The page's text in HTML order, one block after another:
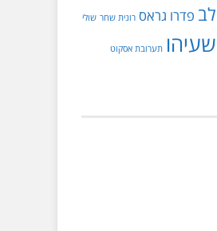
פדרו גראס רונית שחר שולי
תערובת אסקוט